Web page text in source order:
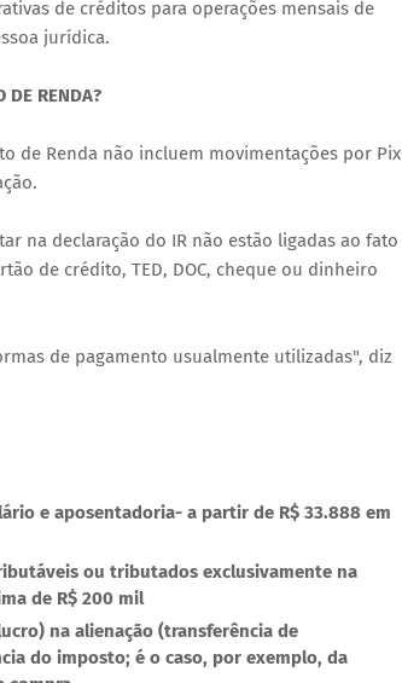
de créditos para operações mensais de
jurídica.
DE RENDA?
de Renda não incluem movimentações por Pix
na declaração do IR não estão ligadas ao fato
de crédito, TED, DOC, cheque ou dinheiro
de pagamento usualmente utilizadas", diz
e aposentadoria- a partir de R$ 33.888 em
ou tributados exclusivamente na
de R$ 200 mil
na alienação (transferência de
do imposto; é o caso, por exemplo, da